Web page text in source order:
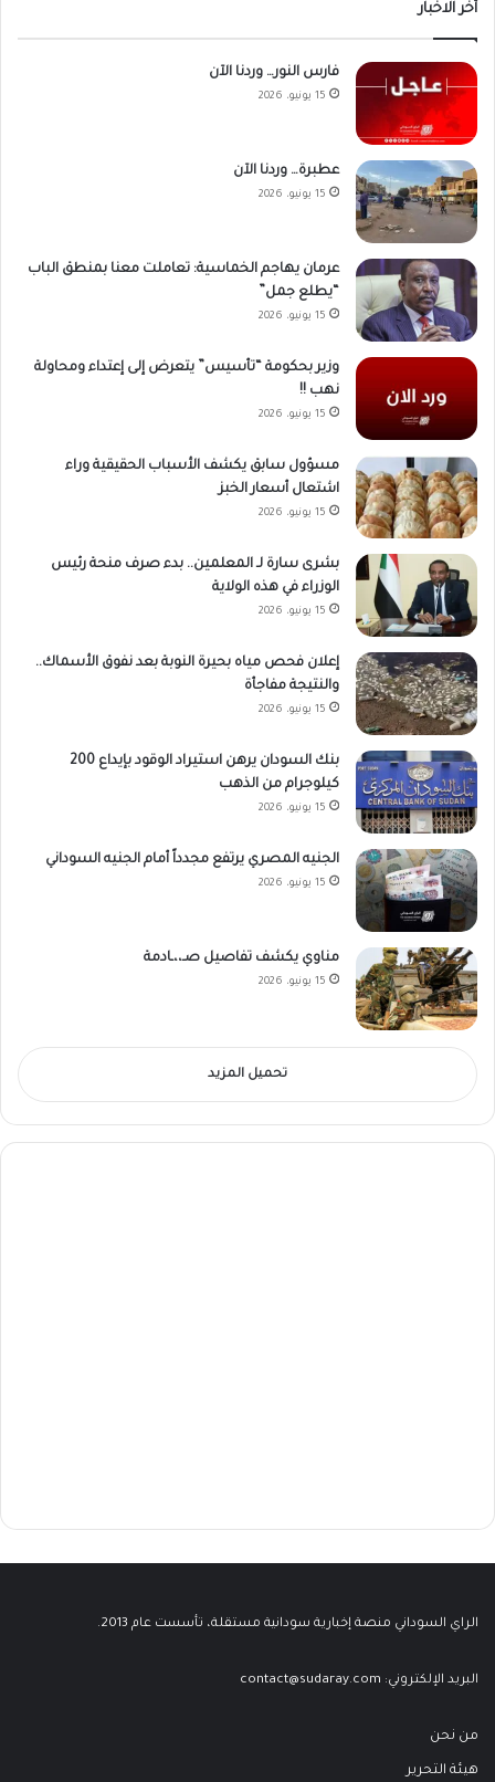
أخر الاخبار
فارس النور… وردنا الآن
15 يونيو، 2026
عطبرة… وردنا الآن
15 يونيو، 2026
عرمان يهاجم الخماسية: تعاملت معنا بمنطق الباب
“يطلع جمل”
15 يونيو، 2026
وزير بحكومة “تأسيس” يتعرض إلى إعتداء ومحاولة
نهب !!
15 يونيو، 2026
مسؤول سابق يكشف الأسباب الحقيقية وراء
اشتعال أسعار الخبز
15 يونيو، 2026
بشرى سارة لـ المعلمين.. بدء صرف منحة رئيس
الوزراء في هذه الولاية
15 يونيو، 2026
إعلان فحص مياه بحيرة النوبة بعد نفوق الأسماك..
والنتيجة مفاجأة
15 يونيو، 2026
بنك السودان يرهن استيراد الوقود بإيداع 200
كيلوجرام من الذهب
15 يونيو، 2026
الجنيه المصري يرتفع مجدداً أمام الجنيه السوداني
15 يونيو، 2026
مناوي يكشف تفاصيل صـ،،ـادمة
15 يونيو، 2026
تحميل المزيد
الراي السوداني منصة إخبارية سودانية مستقلة، تأسست عام 2013.
البريد الإلكتروني: contact@sudaray.com
من نحن
هيئة التحرير